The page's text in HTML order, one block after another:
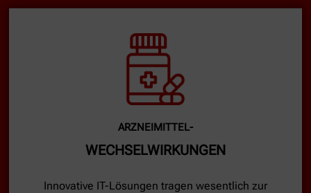
ARZNEIMITTEL-
WECHSELWIRKUNGEN
Innovative IT-Lösungen tragen wesentlich zur